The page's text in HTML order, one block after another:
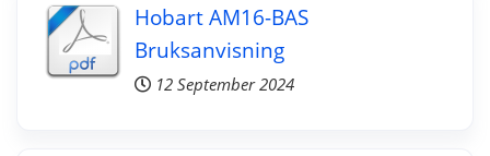
Hobart AM16-BAS
Bruksanvisning
12 September 2024